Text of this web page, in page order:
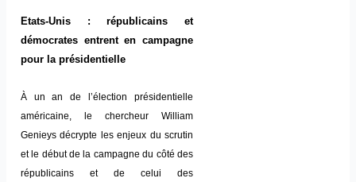
Etats-Unis : républicains et
démocrates entrent en campagne
pour la présidentielle
À un an de l’élection présidentielle
américaine, le chercheur William
Genieys décrypte les enjeux du scrutin
et le début de la campagne du côté des
républicains et de celui des